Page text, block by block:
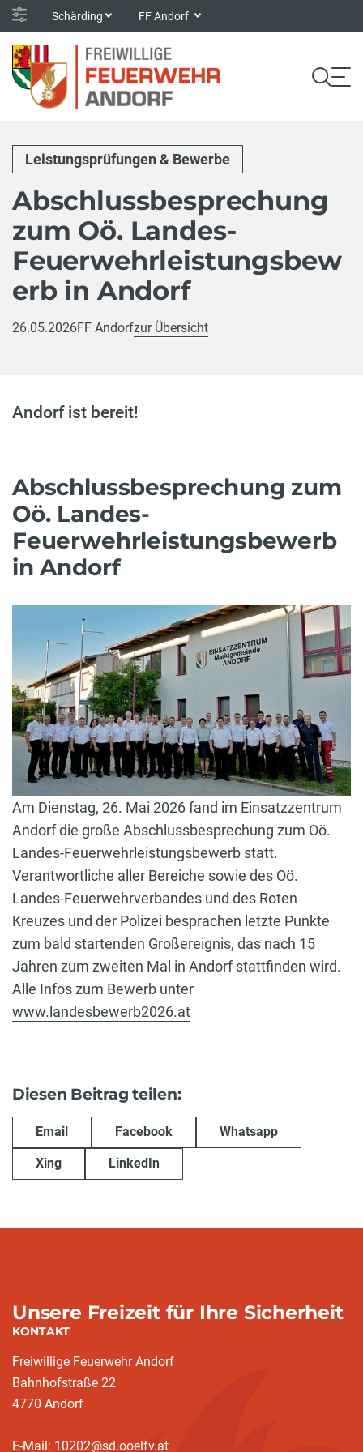
Schärding FF Andorf
Leistungsprüfungen & Bewerbe
Abschlussbesprechung
zum Oö. Landes-
Feuerwehrleistungsbew
erb in Andorf
26.05.2026FF Andorfzur Übersicht
Andorf ist bereit!
Abschlussbesprechung zum
Oö. Landes-
Feuerwehrleistungsbewerb
in Andorf
Am Dienstag, 26. Mai 2026 fand im Einsatzzentrum
Andorf die große Abschlussbesprechung zum Oö.
Landes-Feuerwehrleistungsbewerb statt.
Verantwortliche aller Bereiche sowie des Oö.
Landes-Feuerwehrverbandes und des Roten
Kreuzes und der Polizei besprachen letzte Punkte
zum bald startenden Großereignis, das nach 15
Jahren zum zweiten Mal in Andorf stattfinden wird.
Alle Infos zum Bewerb unter
www.landesbewerb2026.at
Diesen Beitrag teilen:
Email Facebook Whatsapp
Xing LinkedIn
Unsere Freizeit für Ihre Sicherheit
KONTAKT
Freiwillige Feuerwehr Andorf
Bahnhofstraße 22
4770 Andorf
E-Mail: 10202@sd.ooelfv.at